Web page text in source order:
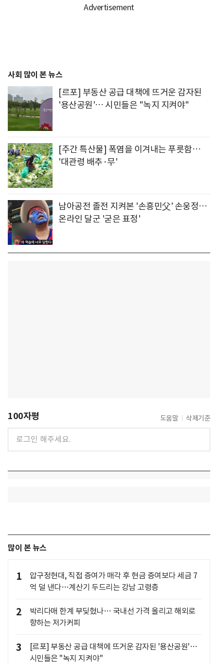
사회 많이 본 뉴스
[르포] 부동산 공급 대책에 뜨거운 감자된
'용산공원'… 시민들은 "녹지 지켜야"
[주간 특산물] 폭염을 이겨내는 푸릇함…
'대관령 배추·무'
남아공전 졸전 지켜본 '손흥민父' 손웅정…
온라인 달군 '굳은 표정'
100자평 도움말 삭제기준
많이 본 뉴스
1
압구정현대, 직접 증여가 매각 후 현금 증여보다 세금 7
억 덜 낸다…계산기 두드리는 강남 고령층
2
박리다매 한계 부딪혔나… 국내선 가격 올리고 해외로
향하는 저가커피
3
[르포] 부동산 공급 대책에 뜨거운 감자된 '용산공원'…
시민들은 "녹지 지켜야"